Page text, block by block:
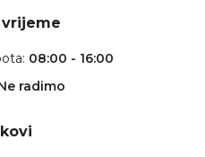
vrijeme
08:00 - 16:00
radimo